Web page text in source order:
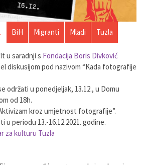
BiH Migranti Mladi Tuzla
u saradnji s Fondacija Boris Divković
diskusijom pod nazivom “Kada fotografije
održati u ponedjeljak, 13.12., u Domu
od 18h.
kroz umjetnost fotografije”.
u periodu 13.-16.12.2021. godine.
za kulturu Tuzla